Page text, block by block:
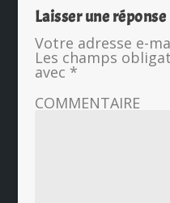
Laisser une réponse
Votre adresse e-
Les champs
avec *
COMMENTAIRE